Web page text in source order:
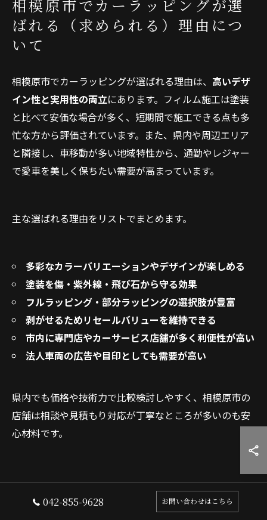
相模原市でカーラッピングが選
ばれる（求められる）理由につ
いて
相模原市でカーラッピングが選ばれる理由は、 高いデザ
イン性と実用性の両立にあります。フィルム施工は塗装
と比べて安価な場合が多く、短期間で施工できる点も多
忙な方から評価されています。また、県内や周辺エリア
と隣接し、車移動が多い地域特性から、通勤やレジャー
で愛車を美しく保ちたい需要が高まっています。
主な選ばれる理由をリストでまとめます。
多彩なカラーバリエーションやデザインが楽しめる
塗装を傷・紫外線・飛び石から守る効果
フルラッピング・部分ラッピングの選択肢が豊富
剥がせるためリセールバリューを維持できる
市内に専門店やカーサービス店舗が多く利便性が高い
法人車両の広告や目印としても需要が高い
県内でも価格や技術力で比較検討しやすく、相模原市の
店舗は相談や見積もり対応が丁寧なところが多いのも安
心材料です。
042-855-9628 お問い合わせはこちら